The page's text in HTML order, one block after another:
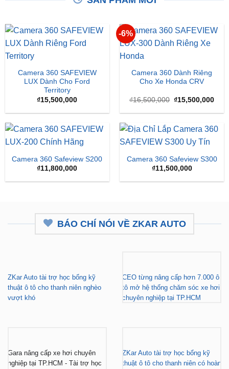
Camera 360 SAFEVIEW
LUX Dành Cho Ford
Territory
₫15,500,000
-6%
Camera 360 Dành Riêng
Cho Xe Honda CRV
₫16,500,000 Giá
là:
₫15,500,000Giá
tại
Camera 360 Safeview S200
₫11,800,000
Camera 360 Safeview S300
₫11,500,000
BÁO CHÍ NÓI VỀ ZKAR AUTO
ZKar Auto tài trợ học bổng kỹ
thuật ô tô cho thanh niên nghèo
vượt khó
CEO từng nâng cấp hơn 7.000 ô
tô mở hệ thống chăm sóc xe hơi
chuyên nghiệp tại TP.HCM
Gara nâng cấp xe hơi chuyên
nghiệp tại TP.HCM - Tài trợ học
ZKar Auto tài trợ học bổng kỹ
thuật ô tô cho thanh niên có hoàn